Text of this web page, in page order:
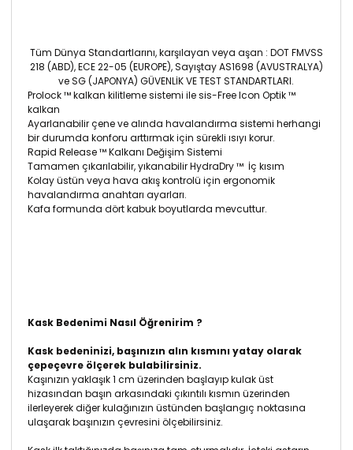
Tüm Dünya Standartlarını, karşılayan veya aşan : DOT FMVSS
218 (ABD), ECE 22-05 (EUROPE), Sayıştay AS1698 (AVUSTRALYA)
ve SG (JAPONYA) GÜVENLİK VE TEST STANDARTLARI.
Prolock ™ kalkan kilitleme sistemi ile sis-Free Icon Optik ™
kalkan
Ayarlanabilir çene ve alında havalandırma sistemi herhangi
bir durumda konforu arttırmak için sürekli ısıyı korur.
Rapid Release ™ Kalkanı Değişim Sistemi
Tamamen çıkarılabilir, yıkanabilir HydraDry ™ İç kısım
Kolay üstün veya hava akış kontrolü için ergonomik
havalandırma anahtarı ayarları.
Kafa formunda dört kabuk boyutlarda mevcuttur.
Kask Bedenimi Nasıl Öğrenirim ?
Kask bedeninizi, başınızın alın kısmını yatay olarak
çepeçevre ölçerek bulabilirsiniz.
Kaşınızın yaklaşık 1 cm üzerinden başlayıp kulak üst
hizasından başın arkasındaki çıkıntılı kısmın üzerinden
ilerleyerek diğer kulağınızın üstünden başlangıç noktasına
ulaşarak başınızın çevresini ölçebilirsiniz.